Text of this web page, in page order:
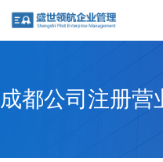
成都公司注册营